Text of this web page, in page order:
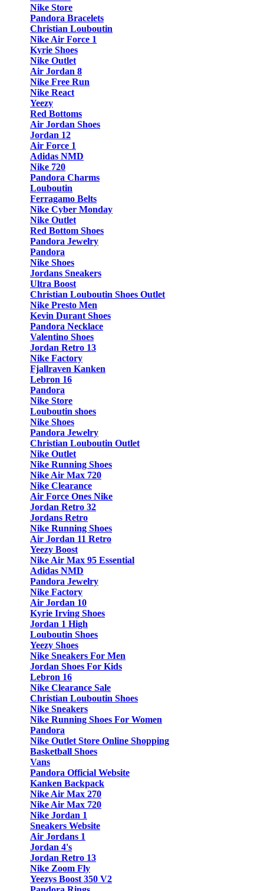
Nike Store
Pandora Bracelets
Christian Louboutin
Nike Air Force 1
Kyrie Shoes
Nike Outlet
Air Jordan 8
Nike Free Run
Nike React
Yeezy
Red Bottoms
Air Jordan Shoes
Jordan 12
Air Force 1
Adidas NMD
Nike 720
Pandora Charms
Louboutin
Ferragamo Belts
Nike Cyber Monday
Nike Outlet
Red Bottom Shoes
Pandora Jewelry
Pandora
Nike Shoes
Jordans Sneakers
Ultra Boost
Christian Louboutin Shoes Outlet
Nike Presto Men
Kevin Durant Shoes
Pandora Necklace
Valentino Shoes
Jordan Retro 13
Nike Factory
Fjallraven Kanken
Lebron 16
Pandora
Nike Store
Louboutin shoes
Nike Shoes
Pandora Jewelry
Christian Louboutin Outlet
Nike Outlet
Nike Running Shoes
Nike Air Max 720
Nike Clearance
Air Force Ones Nike
Jordan Retro 32
Jordans Retro
Nike Running Shoes
Air Jordan 11 Retro
Yeezy Boost
Nike Air Max 95 Essential
Adidas NMD
Pandora Jewelry
Nike Factory
Air Jordan 10
Kyrie Irving Shoes
Jordan 1 High
Louboutin Shoes
Yeezy Shoes
Nike Sneakers For Men
Jordan Shoes For Kids
Lebron 16
Nike Clearance Sale
Christian Louboutin Shoes
Nike Sneakers
Nike Running Shoes For Women
Pandora
Nike Outlet Store Online Shopping
Basketball Shoes
Vans
Pandora Official Website
Kanken Backpack
Nike Air Max 270
Nike Air Max 720
Nike Jordan 1
Sneakers Website
Air Jordans 1
Jordan 4's
Jordan Retro 13
Nike Zoom Fly
Yeezys Boost 350 V2